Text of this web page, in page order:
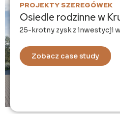
PROJEKTY SZEREGÓWEK
Osiedle rodzinne w
25-krotny zysk z inwestycji
Zobacz case study